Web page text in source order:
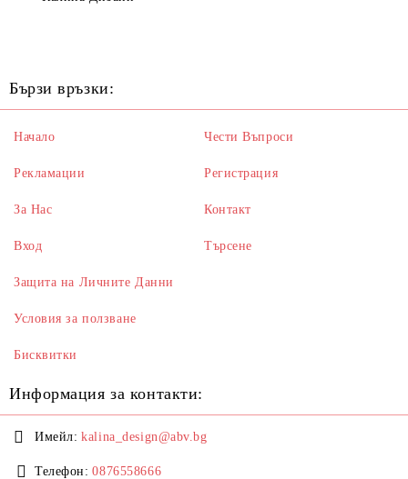
Бързи връзки:
Начало
Рекламации
За Нас
Вход
Чести Въпроси
Регистрация
Контакт
Търсене
Защита на Личните Данни
Условия за ползване
Бисквитки
Информация за контакти:
Имейл: kalina_design@abv.bg
Телефон: 0876558666